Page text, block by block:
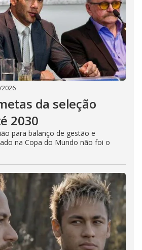
da seleção
2030
para balanço de gestão e
na Copa do Mundo não foi o